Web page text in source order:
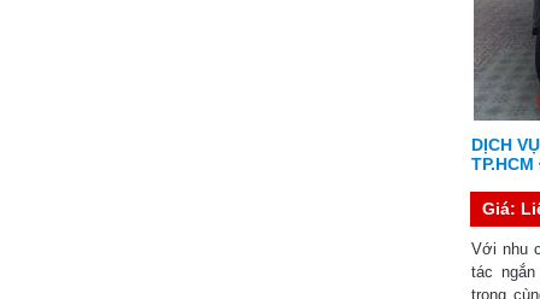
DỊCH
Giá:
Với nhu
tác